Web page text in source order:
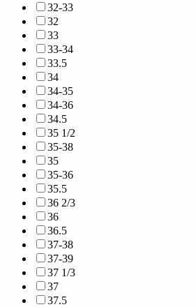
32-33
32
33
33-34
33.5
34
34-35
34-36
34.5
35 1/2
35-38
35
35-36
35.5
36 2/3
36
36.5
37-38
37-39
37 1/3
37
37.5